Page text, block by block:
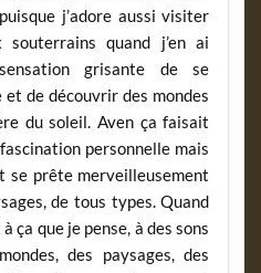
j’adore aussi visiter
souterrains quand j’en ai
grisante de se
de découvrir des mondes
du soleil. Aven ça faisait
personnelle mais
se prête merveilleusement
de tous types. Quand
ça que je pense, à des sons
des paysages, des